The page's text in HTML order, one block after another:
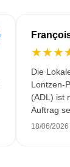
★★★
Die
Lontzen-
(ADL) ist
Auftrag
und
18/06/2026